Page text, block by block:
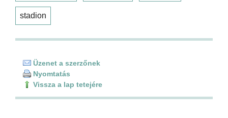
stadion
Üzenet a szerzőnek
Nyomtatás
Vissza a lap tetejére